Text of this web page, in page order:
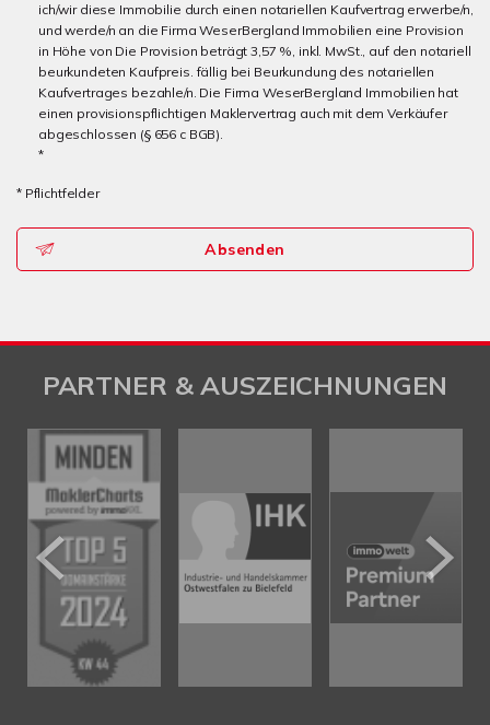
ich/wir diese Immobilie durch einen notariellen Kaufvertrag erwerbe/n,
und werde/n an die Firma WeserBergland Immobilien eine Provision
in Höhe von Die Provision beträgt 3,57 %, inkl. MwSt., auf den notariell
beurkundeten Kaufpreis. fällig bei Beurkundung des notariellen
Kaufvertrages bezahle/n. Die Firma WeserBergland Immobilien hat
einen provisionspflichtigen Maklervertrag auch mit dem Verkäufer
abgeschlossen (§ 656 c BGB).
*
* Pflichtfelder
Absenden
PARTNER & AUSZEICHNUNGEN